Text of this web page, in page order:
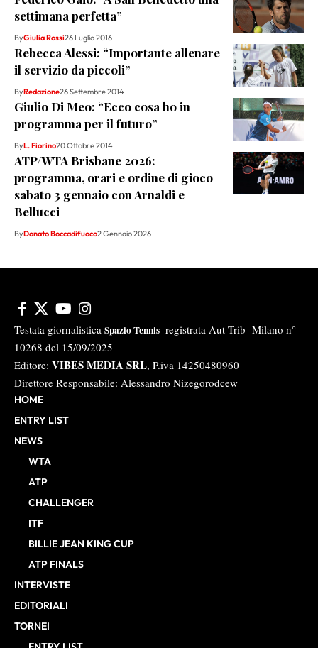
settimana perfetta”
ByGiulia Rossi26 Luglio 2016
Rebecca Alessi: “Importante allenare
il servizio da piccoli”
ByRedazione26 Settembre 2014
Giulio Di Meo: “Ecco cosa ho in
programma per il futuro”
ByL. Fiorino20 Ottobre 2014
ATP/WTA Brisbane 2026:
programma, orari e ordine di gioco
sabato 3 gennaio con Arnaldi e
Bellucci
ByDonato Boccadifuoco2 Gennaio 2026
Testata giornalistica Spazio Tennis registrata Aut-Trib Milano n°
10268 del 15/09/2025
Editore: VIBES MEDIA SRL, P.iva 14250480960
Direttore Responsabile: Alessandro Nizegorodcew
HOME
ENTRY LIST
NEWS
WTA
ATP
CHALLENGER
ITF
BILLIE JEAN KING CUP
ATP FINALS
INTERVISTE
EDITORIALI
TORNEI